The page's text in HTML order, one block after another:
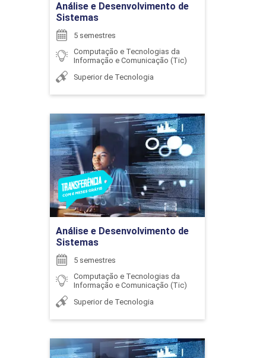
CIDADANIA, HETEROGENEIDADE E
DIVERSIDADE
126
DESENVOLVIMENTO PARA DISPOSITIVOS
MÓVEIS
72
DESENVOLVIMENTO WEB AVANÇADO
96
MARISA AUXILIADORA MAYRINK SANTOS
FERREIRA
PAULO LIMIRIO DA SILVA
ROBERTO SILVA ARAUJO ASSIS
SILVIA DENISE DOS SANTOS BISINOTTO
SIMONE ROCHA PEREIRA
Análise e Desenvolvimento de
Sistemas
5 semestres
Computação e Tecnologias da
Informação e Comunicação (Tic)
Superior de Tecnologia
Análise e Desenvolvimento de
Sistemas
5 semestres
Computação e Tecnologias da
Informação e Comunicação (Tic)
Superior de Tecnologia
Análise e Desenvolvimento
de Sistemas
Detalhes do curso
Ir para Inscrição
Análise e Desenvolvimento